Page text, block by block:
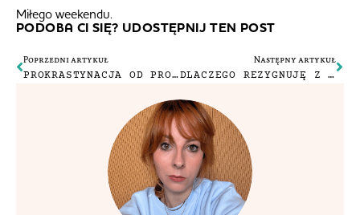
Miłego weekendu.
PODOBA CI SIĘ? UDOSTĘPNIJ TEN POST
Poprzedni artykuł
PROKRASTYNACJA OD PROKRASTYNACJI CZYLI NIE MAM SIŁY NA SERIALE
Następny artykuł
DLACZEGO REZYGNUJĘ Z DOBREJ PRACY?